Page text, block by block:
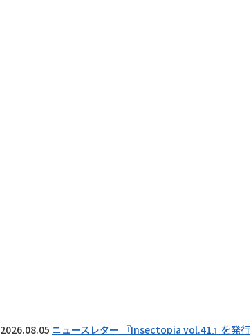
2026.08.05 ニュースレター 『Insectopia vol.41』を発行